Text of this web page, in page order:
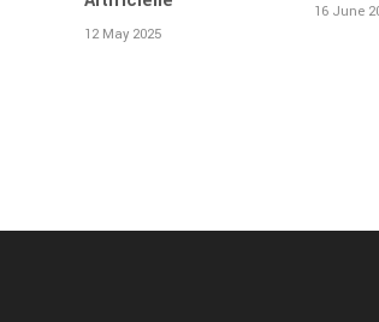
12 May 2025
16 June